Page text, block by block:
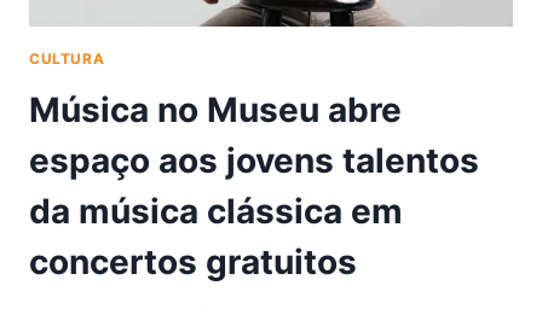
CULTURA
Música no Museu abre
espaço aos jovens talentos
da música clássica em
concertos gratuitos